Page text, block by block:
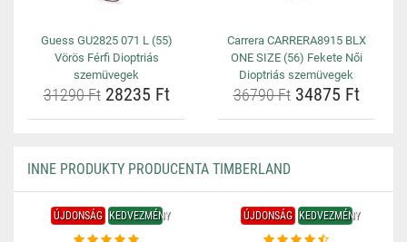
Guess GU2825 071 L (55)
Vörös Férfi Dioptriás
szemüvegek
31290 Ft28235 Ft
Carrera CARRERA8915 BLX
ONE SIZE (56) Fekete Női
Dioptriás szemüvegek
36790 Ft34875 Ft
INNE PRODUKTY PRODUCENTA TIMBERLAND
ÚJDONSÁG KEDVEZMÉNY ÚJDONSÁG KEDVEZMÉNY